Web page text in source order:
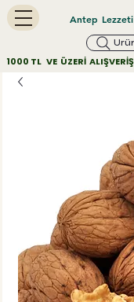
Antep Lezzeti
1000 TL   VE  ÜZERİ